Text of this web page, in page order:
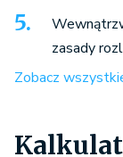
zasady
Zobacz